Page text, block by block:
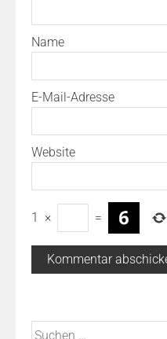
Name
E-Mail-Adresse
Website
1 × =
Suchen